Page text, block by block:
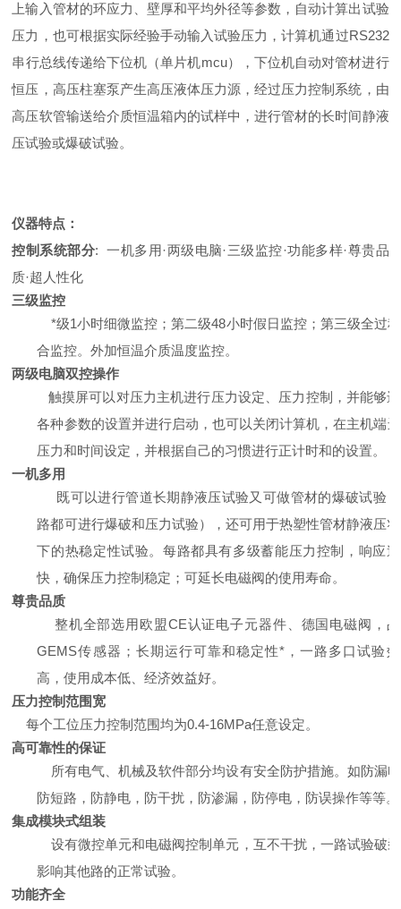
上输入管材的环应力、壁厚和平均外径等参数，自动计算出试验
压力，也可根据实际经验手动输入试验压力，计算机通过RS232
串行总线传递给下位机（单片机mcu），下位机自动对管材进行
恒压， 高压柱塞泵产生高压液体压力源，经过压力控制系统，由
高压软管输送给介质恒温箱内的试样中，进行管材的长时间静液
压试验或爆破试验。
仪器特点：
控制系统部分:一机多用·两级电脑·三级监控·功能多样·尊贵品
质·超人性化
三级监控
*级1小时细微监控；第二级48小时假日监控；第三级全过
合监控。外加恒温介质温度监控。
两级电脑双控操作
触摸屏可以对压力主机进行压力设定、压力控制，并能够
各种参数的设置并进行启动，也可以关闭计算机，在主机端
压力和时间设定，并根据自己的习惯进行正计时和的设置。
一机多用
既可以进行管道长期静液压试验又可做管材的爆破试验
路都可进行爆破和压力试验），还可用于热塑性管材静液压
下的热稳定性试验。每路都具有多级蓄能压力控制，响应
快，确保压力控制稳定；可延长电磁阀的使用寿命。
尊贵品质
整机全部选用欧盟CE认证电子元器件、德国电磁阀，
GEMS传感器；长期运行可靠和稳定性*，一路多口试验
高，使用成本低、经济效益好。
压力控制范围宽
每个工位压力控制范围均为0.4-16MPa任意设定。
高可靠性的保证
所有电气、机械及软件部分均设有安全防护措施。如防漏
防短路，防静电，防干扰，防渗漏，防停电，防误操作等等。
集成模块式组装
设有微控单元和电磁阀控制单元，互不干扰，一路试验破
影响其他路的正常试验。
功能齐全